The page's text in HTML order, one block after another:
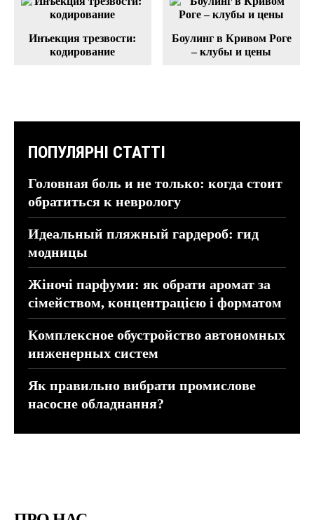
Инъекция трезвости:
кодирование
Боулинг в Кривом Роге
– клубы и цены
ПОПУЛЯРНІ СТАТТІ
Головная боль и не только: когда стоит
обратиться к неврологу
Идеальный пляжный гардероб: гид
модницы
Жіночі парфуми: як обрати аромат за
сімейством, концентрацією і форматом
Комплексное обустройство автономных
инженерных систем
Як правильно вибрати промислове
насосне обладнання?